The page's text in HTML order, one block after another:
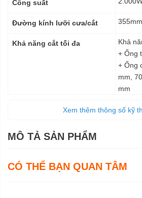
Công suất
Đường kính lưỡi cưa/cắt 355mm
Khả năng cắt tối đa
Khả
+ Ống
+ Ống
mm,
mm
mm/
Xem thêm thông số kỹ
MÔ TẢ SẢN PHẨM
CÓ THỂ BẠN QUAN TÂM